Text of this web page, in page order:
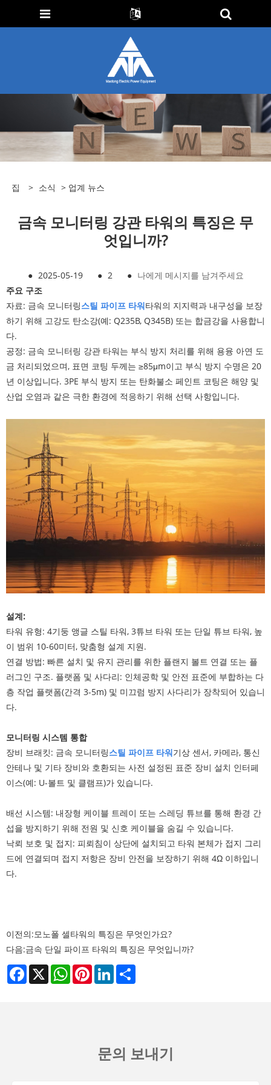
집 > 소식 > 업계 뉴스
금속 모니터링 강관 타워의 특징은 무
엇입니까?
● 2025-05-19 ● 2 ● 나에게 메시지를 남겨주세요
주요 구조
자료: 금속 모니터링스틸 파이프 타워타워의 지지력과 내구성을 보장
하기 위해 고강도 탄소강(예: Q235B, Q345B) 또는 합금강을 사용합니
다.
공정: 금속 모니터링 강관 타워는 부식 방지 처리를 위해 용융 아연 도
금 처리되었으며, 표면 코팅 두께는 ≥85μm이고 부식 방지 수명은 20
년 이상입니다. 3PE 부식 방지 또는 탄화불소 페인트 코팅은 해양 및
산업 오염과 같은 극한 환경에 적응하기 위해 선택 사항입니다.
설계:
타워 유형: 4기둥 앵글 스틸 타워, 3튜브 타워 또는 단일 튜브 타워, 높
이 범위 10-60미터, 맞춤형 설계 지원.
연결 방법: 빠른 설치 및 유지 관리를 위한 플랜지 볼트 연결 또는 플
러그인 구조. 플랫폼 및 사다리: 인체공학 및 안전 표준에 부합하는 다
층 작업 플랫폼(간격 3-5m) 및 미끄럼 방지 사다리가 장착되어 있습니
다.
모니터링 시스템 통합
장비 브래킷: 금속 모니터링스틸 파이프 타워기상 센서, 카메라, 통신
안테나 및 기타 장비와 호환되는 사전 설정된 표준 장비 설치 인터페
이스(예: U-볼트 및 클램프)가 있습니다.
배선 시스템: 내장형 케이블 트레이 또는 스레딩 튜브를 통해 환경 간
섭을 방지하기 위해 전원 및 신호 케이블을 숨길 수 있습니다.
낙뢰 보호 및 접지: 피뢰침이 상단에 설치되고 타워 본체가 접지 그리
드에 연결되며 접지 저항은 장비 안전을 보장하기 위해 4Ω 이하입니
다.
이전의:모노폴 셀타워의 특징은 무엇인가요?
다음:금속 단일 파이프 타워의 특징은 무엇입니까?
Facebook
X WhatsAppPinterestLinkedIn
문의 보내기